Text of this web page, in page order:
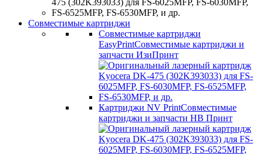
Совместимые картриджи
Совместимые картриджи
EasyPrintСовместимые картриджи и
запчасти ИзиПринт
Картриджи NV PrintСовместимые
картриджи и запчасти НВ Принт